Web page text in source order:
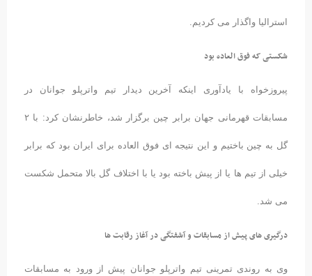
استرالیا واگذار می کردیم.
شکستی که فوق العاده بود
پیروزخواه با یادآوری اینکه آخرین دیدار تیم واترپلو جوانان در
مسابقات قهرمانی جهان برابر چین برگزار شد، خاطرنشان کرد: با ۲
گل به چین باختیم و این نتیجه ای فوق العاده برای ایران بود که برابر
خیلی از تیم ها یا از پیش باخته بود یا با اختلاف گل بالا متحمل شکست
می شد.
درگیری های پیش از مسابقات و آشفتگی در آغاز رقابت ها
وی به روندی تمرینی تیم واترپلو جوانان پیش از ورود به مسابقات